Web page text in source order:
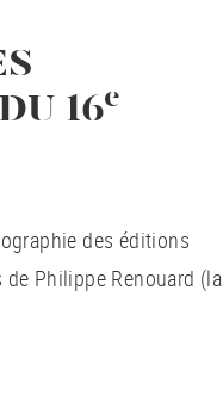
16e
des éditions
de Philippe Renouard (la